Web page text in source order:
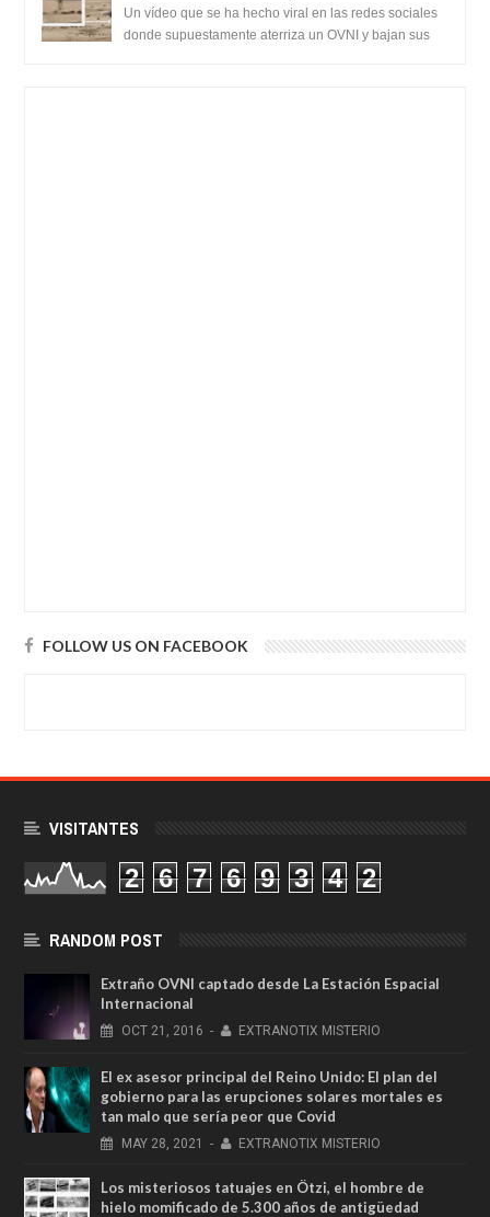
bajando de un OVNI en Arabia Saudita
Un vídeo que se ha hecho viral en las redes sociales
donde supuestamente aterriza un OVNI y bajan sus
FOLLOW US ON FACEBOOK
VISITANTES
2 6 7 6 9 3 4 2
RANDOM POST
Extraño OVNI captado desde La Estación Espacial
Internacional
OCT 21, 2016 - EXTRANOTIX MISTERIO
El ex asesor principal del Reino Unido: El plan del
gobierno para las erupciones solares mortales es
tan malo que sería peor que Covid
MAY 28, 2021 - EXTRANOTIX MISTERIO
Los misteriosos tatuajes en Ötzi, el hombre de
hielo momificado de 5.300 años de antigüedad